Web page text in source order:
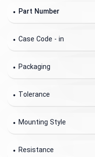
Part Number
Case Code - in
Packaging
Tolerance
Mounting Style
Resistance